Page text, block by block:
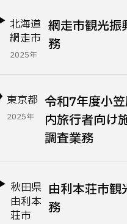
北海道
網走市
2025年
網走市観光
務
東京都
2025年
令和7年度小
内旅行者向け
調査業務
秋田県
由利本
荘市
由利本荘市
務